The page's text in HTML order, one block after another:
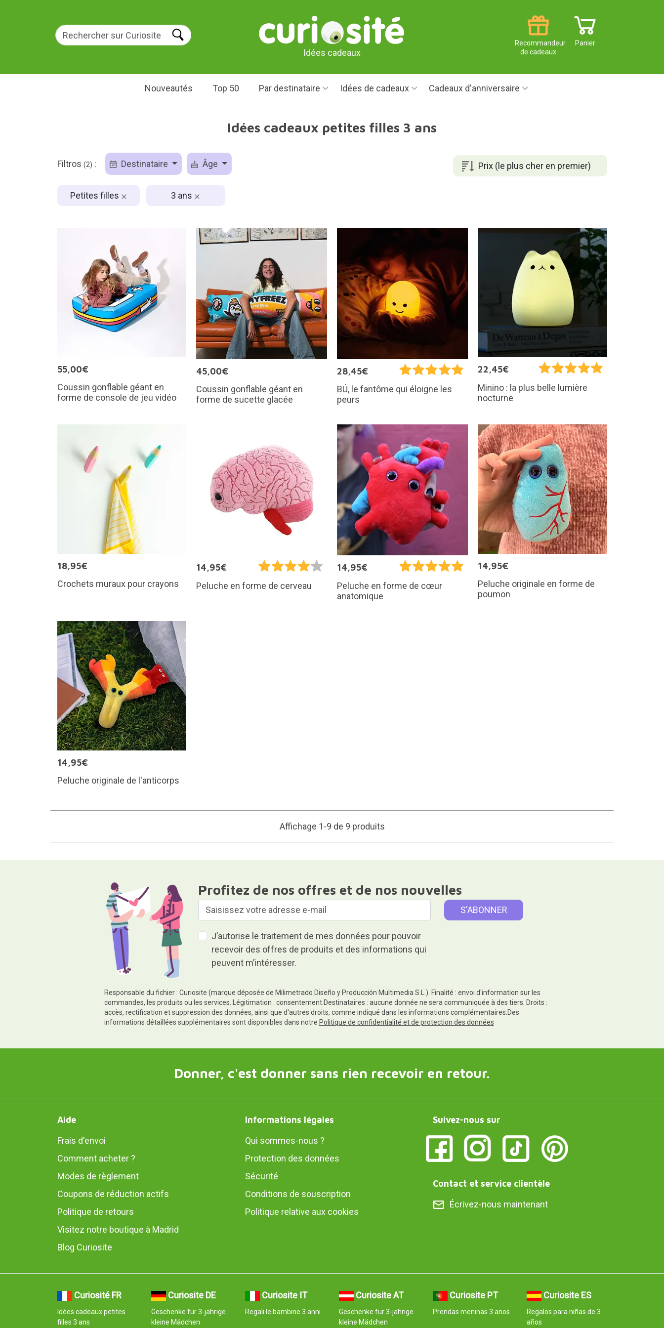
Idées cadeaux
Panier
Recommandeur
de cadeaux
Nouveautés Top 50 Par destinataire Idées de cadeaux Cadeaux d'anniversaire
Idées cadeaux petites filles 3 ans
Prix (le plus cher en premier)
Filtros (2) : Destinataire Âge
Petites filles 3 ans
55,00€
Coussin gonflable géant en
forme de console de jeu vidéo
45,00€
Coussin gonflable géant en
forme de sucette glacée
28,45€
BÚ, le fantôme qui éloigne les
peurs
22,45€
Minino : la plus belle lumière
nocturne
18,95€
Crochets muraux pour crayons
14,95€
Peluche en forme de cerveau
14,95€
Peluche en forme de cœur
anatomique
14,95€
Peluche originale en forme de
poumon
14,95€
Peluche originale de l'anticorps
Affichage 1-9 de 9 produits
Profitez de nos offres et de nos nouvelles
J’autorise le traitement de mes données pour pouvoir
recevoir des offres de produits et des informations qui
peuvent m’intéresser.
Responsable du fichier : Curiosite (marque déposée de Milimetrado Diseño y Producción Multimedia S.L.). Finalité : envoi d'information sur les
commandes, les produits ou les services. Légitimation : consentement.Destinataires : aucune donnée ne sera communiquée à des tiers. Droits :
accès, rectification et suppression des données, ainsi que d'autres droits, comme indiqué dans les informations complémentaires.Des
informations détaillées supplémentaires sont disponibles dans notre Politique de confidentialité et de protection des données
Donner, c'est donner sans rien recevoir en retour.
Aide
Frais d'envoi
Comment acheter ?
Modes de règlement
Coupons de réduction actifs
Politique de retours
Visitez notre boutique à Madrid
Blog Curiosite
Informations légales
Qui sommes-nous ?
Protection des données
Sécurité
Conditions de souscription
Politique relative aux cookies
Suivez-nous sur
Contact et service clientèle
Écrivez-nous maintenant
Curiosité FR
Idées cadeaux petites
filles 3 ans
Curiosite DE
Geschenke für 3-jährige
kleine Mädchen
Curiosite IT
Regali le bambine 3 anni
Curiosite AT
Geschenke für 3-jährige
kleine Mädchen
Curiosite PT
Prendas meninas 3 anos
Curiosite ES
Regalos para niñas de 3
años